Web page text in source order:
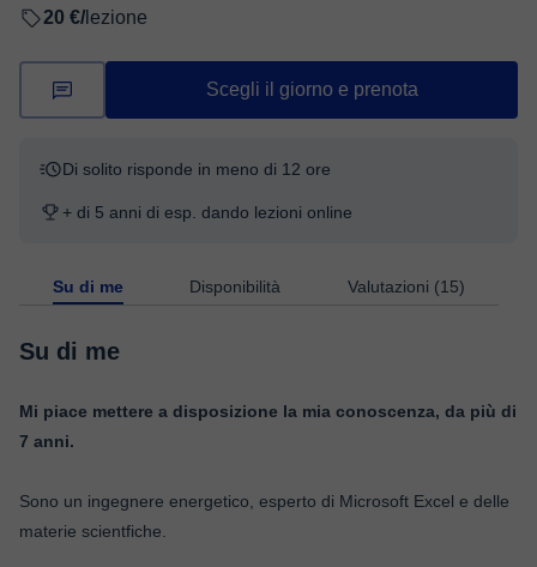
20 €/ lezione
Scegli il giorno e prenota
Di solito risponde in meno di 12 ore
+ di 5 anni di esp. dando lezioni online
Su di me Disponibilità Valutazioni (15)
Su di me
Mi piace mettere a disposizione la mia conoscenza, da più di
7 anni.
Sono un ingegnere energetico, esperto di Microsoft Excel e delle
materie scientfiche.